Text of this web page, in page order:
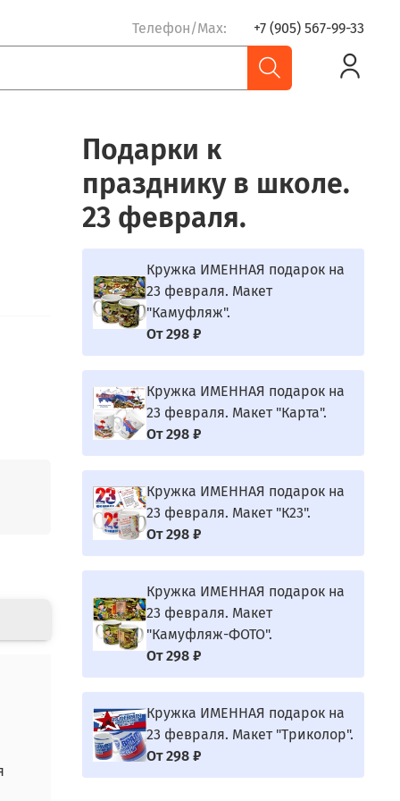
Телефон/Max: +7 (905) 567-99-33
Подарки к
празднику в школе.
23 февраля.
Кружка ИМЕННАЯ подарок на
23 февраля. Макет
"Камуфляж".
От 298 ₽
Кружка ИМЕННАЯ подарок на
23 февраля. Макет "Карта".
От 298 ₽
Кружка ИМЕННАЯ подарок на
23 февраля. Макет "К23".
От 298 ₽
Кружка ИМЕННАЯ подарок на
23 февраля. Макет
"Камуфляж-ФОТО".
От 298 ₽
Кружка ИМЕННАЯ подарок на
23 февраля. Макет "Триколор".
От 298 ₽